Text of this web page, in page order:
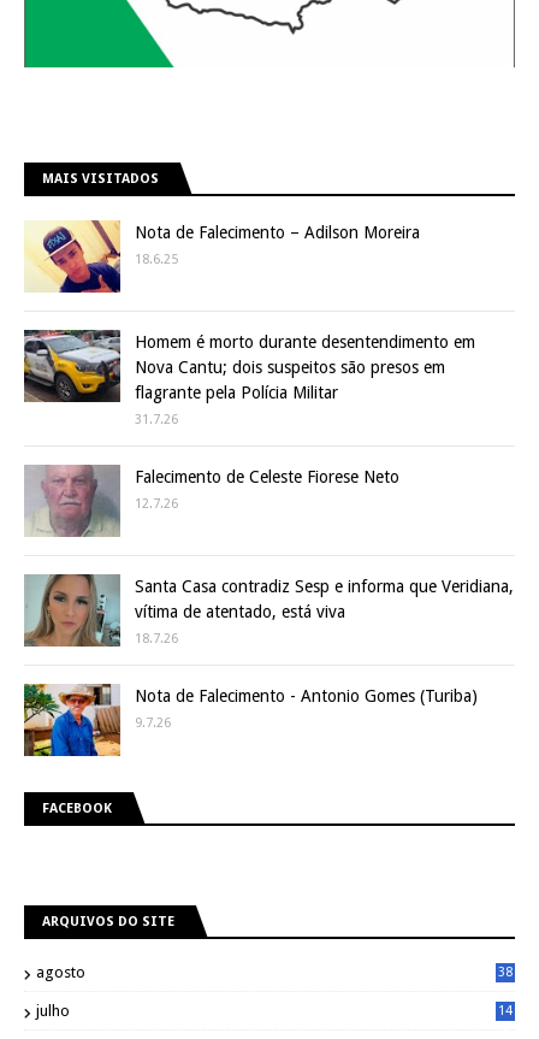
MAIS VISITADOS
Nota de Falecimento – Adilson Moreira
18.6.25
Homem é morto durante desentendimento em
Nova Cantu; dois suspeitos são presos em
flagrante pela Polícia Militar
31.7.26
Falecimento de Celeste Fiorese Neto
12.7.26
Santa Casa contradiz Sesp e informa que Veridiana,
vítima de atentado, está viva
18.7.26
Nota de Falecimento - Antonio Gomes (Turiba)
9.7.26
FACEBOOK
ARQUIVOS DO SITE
agosto 38
julho
14